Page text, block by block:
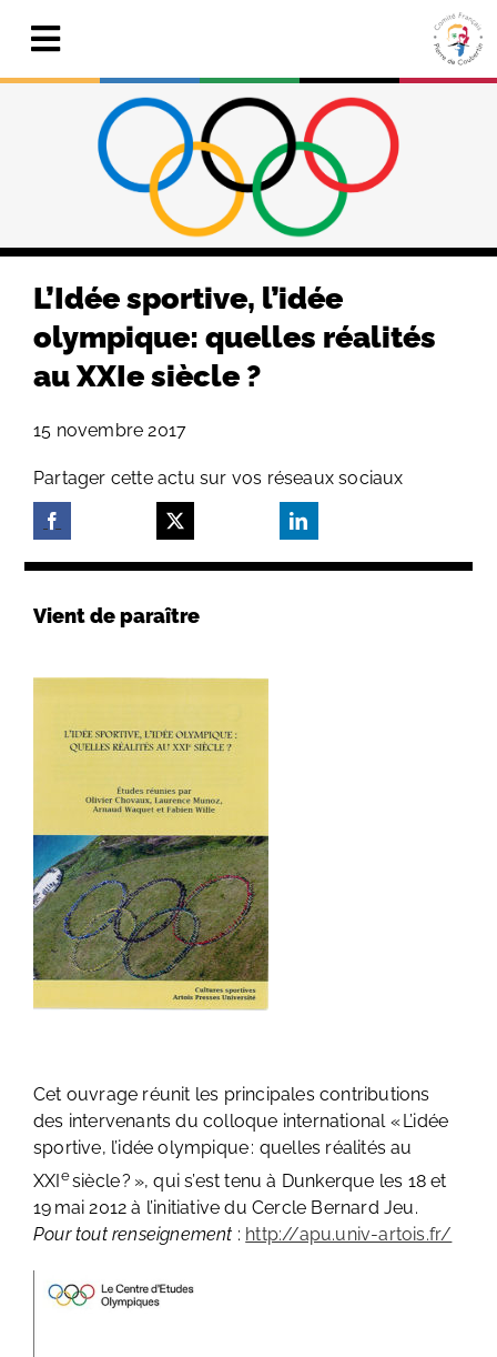
contentToggle
Navigation
Le Comité
Pierre de Coubertin
Centre de ressources
Adhérer & faire un don
Search
L’Idée sportive, l’idée
olympique: quelles réalités
au XXIe siècle ?
15 novembre 2017
Partager cette actu sur vos réseaux sociaux
Vient de paraître
Cet ouvrage réunit les principales contributions
des intervenants du colloque international « L’idée
sportive, l’idée olympique : quelles réalités au
XXI esiècle ? », qui s’est tenu à Dunkerque les 18 et
19 mai 2012 à l’initiative du Cercle Bernard Jeu.
Pour tout renseignement : http://apu.univ-artois.fr/